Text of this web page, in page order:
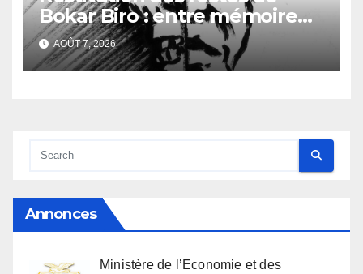
Bokar Biro : entre mémoire
familiale et regard
anthropologique
AOÛT 7, 2026
Annonces
Ministère de l’Economie et des